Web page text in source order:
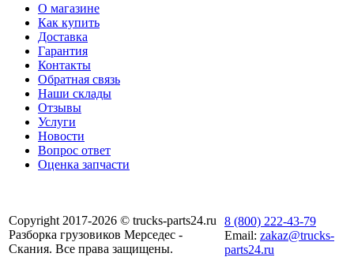
О магазине
Как купить
Доставка
Гарантия
Контакты
Обратная связь
Наши склады
Отзывы
Услуги
Новости
Вопрос ответ
Оценка запчасти
Copyright 2017-2026 © trucks-parts24.ru
Разборка грузовиков Мерседес -
Скания. Все права защищены.
8 (800) 222-43-79
Email: zakaz@trucks-
parts24.ru